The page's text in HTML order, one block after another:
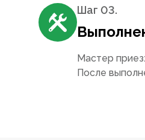
Шаг 03.
Мастер
После